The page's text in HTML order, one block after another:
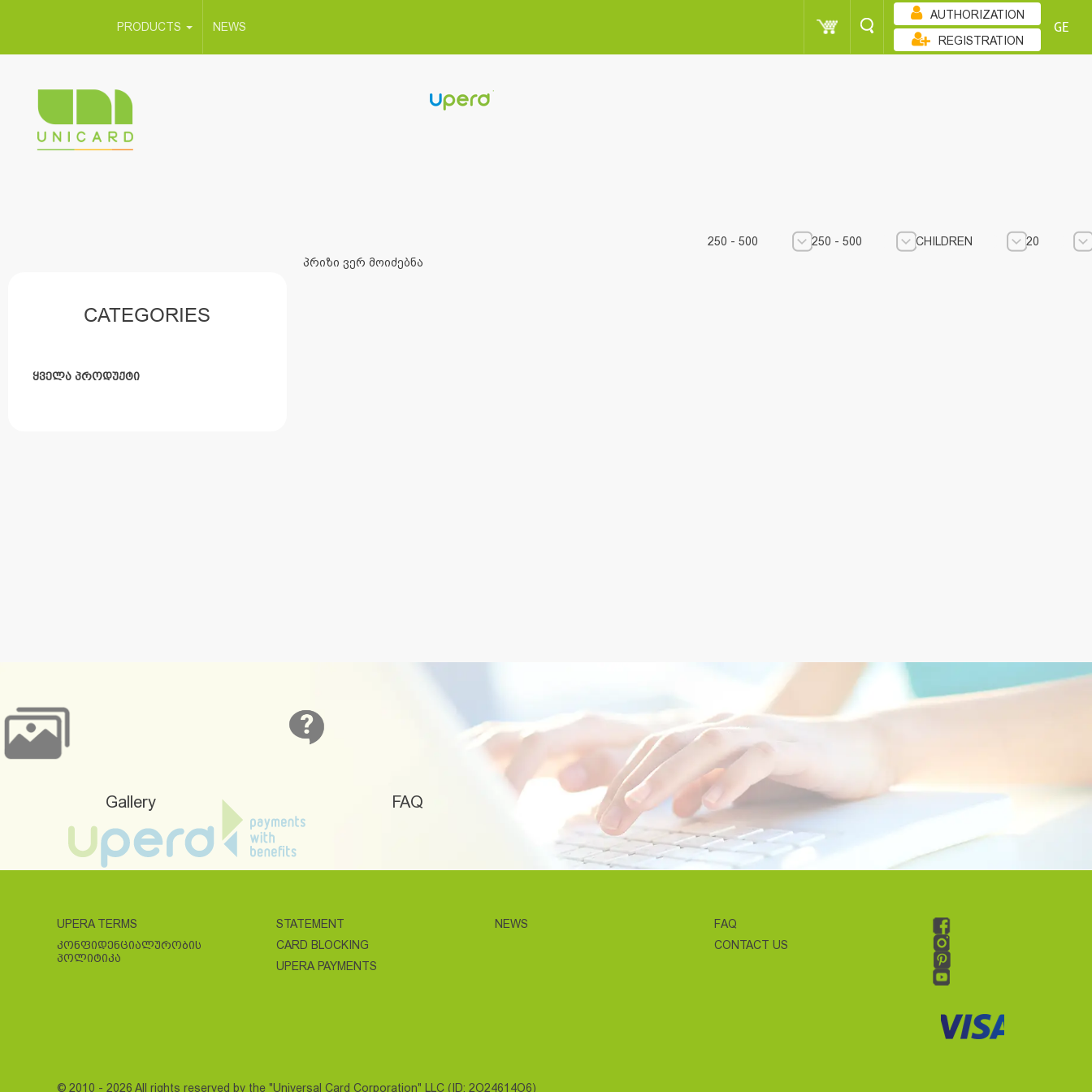
PRODUCTS NEWS
AUTHORIZATION
REGISTRATION
GE
CATEGORIES
ᲧᲕᲔᲚᲐ ᲞᲠᲝᲓᲣᲥᲢᲘ
250 - 500
250 - 500 CHILDREN
20
პრიზი ვერ მოიძებნა
Gallery FAQ
UPERA TERMS
ᲙᲝᲜᲤᲘᲓᲔᲜᲪᲘᲐᲚᲣᲠᲝᲑᲘᲡ
ᲞᲝᲚᲘᲢᲘᲙᲐ
STATEMENT
CARD BLOCKING
UPERA PAYMENTS
NEWS
FAQ
CONTACT US
© 2010 - 2026 All rights reserved by the "Universal Card Corporation" LLC (ID: 2O24614O6)